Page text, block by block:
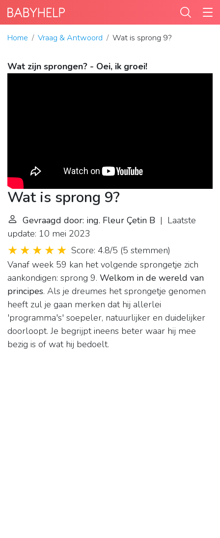
Home Vraag & Antwoord Wat is sprong 9?
Wat zijn sprongen? - Oei, ik groei!
Wat is sprong 9?
Gevraagd door: ing. Fleur Çetin B | Laatste
update: 10 mei 2023
Score: 4.8/5 (5 stemmen)
Vanaf week 59 kan het volgende sprongetje zich
aankondigen: sprong 9. Welkom in de wereld van
principes. Als je dreumes het sprongetje genomen
heeft zul je gaan merken dat hij allerlei
'programma's' soepeler, natuurlijker en duidelijker
doorloopt. Je begrijpt ineens beter waar hij mee
bezig is of wat hij bedoelt.